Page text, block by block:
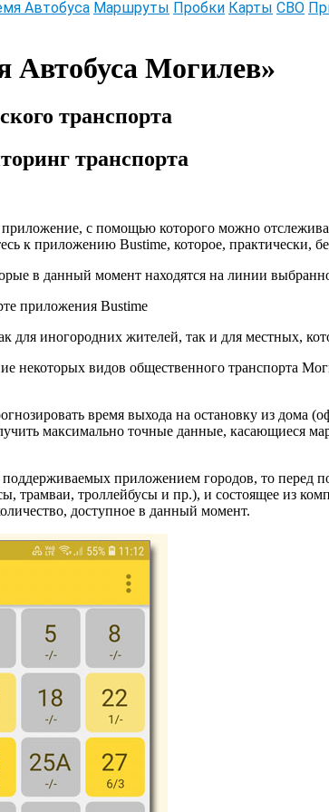
Автобуса Маршруты Пробки Карты СВО
Автобуса Могилев»
транспорта
транспорта
с помощью которого можно
к приложению Bustime, которое, практически,
в данный момент находятся на линии
для иногородних жителей, так и для местных,
некоторых видов общественного транспорта
время выхода на остановку из дома
максимально точные данные,
приложением городов, то перед
трамваи, троллейбусы и пр.), и состоящее из
доступное в данный момент.